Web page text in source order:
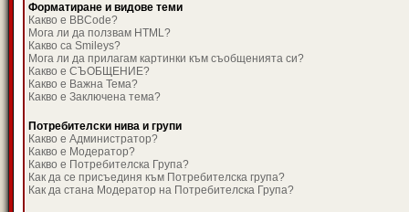
Форматиране и видове теми
Какво е BBCode?
Мога ли да ползвам HTML?
Какво са Smileys?
Мога ли да прилагам картинки към съобщенията си?
Какво е СЪОБЩЕНИЕ?
Какво е Важна Тема?
Какво е Заключена тема?
Потребителски нива и групи
Какво е Администратор?
Какво е Модератор?
Какво е Потребителска Група?
Как да се присъединя към Потребителска група?
Как да стана Модератор на Потребителска Група?